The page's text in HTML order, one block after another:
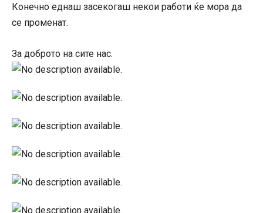
Конечно еднаш засекогаш некои работи ќе мора да
се променат.
За доброто на сите нас.